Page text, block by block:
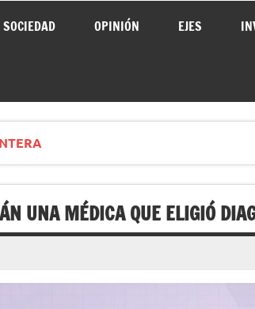
OPINIÓN EJES
UNA MÉDICA QUE ELIGIÓ